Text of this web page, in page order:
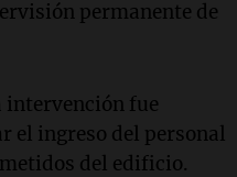
permanente de
intervención fue
el ingreso del personal
del edificio.